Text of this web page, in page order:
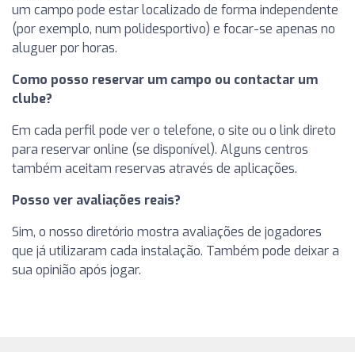
um campo pode estar localizado de forma independente
(por exemplo, num polidesportivo) e focar-se apenas no
aluguer por horas.
Como posso reservar um campo ou contactar um
clube?
Em cada perfil pode ver o telefone, o site ou o link direto
para reservar online (se disponível). Alguns centros
também aceitam reservas através de aplicações.
Posso ver avaliações reais?
Sim, o nosso diretório mostra avaliações de jogadores
que já utilizaram cada instalação. Também pode deixar a
sua opinião após jogar.